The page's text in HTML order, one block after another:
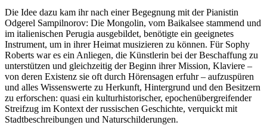
Die Idee dazu kam ihr nach einer Begegnung mit der Pianistin
Odgerel Sampilnorov: Die Mongolin, vom Baikalsee stammend und
im italienischen Perugia ausgebildet, benötigte ein geeignetes
Instrument, um in ihrer Heimat musizieren zu können. Für Sophy
Roberts war es ein Anliegen, die Künstlerin bei der Beschaffung zu
unterstützen und gleichzeitig der Beginn ihrer Mission, Klaviere –
von deren Existenz sie oft durch Hörensagen erfuhr – aufzuspüren
und alles Wissenswerte zu Herkunft, Hintergrund und den Besitzern
zu erforschen: quasi ein kulturhistorischer, epochenübergreifender
Streifzug im Kontext der russischen Geschichte, verquickt mit
Stadtbeschreibungen und Naturschilderungen.